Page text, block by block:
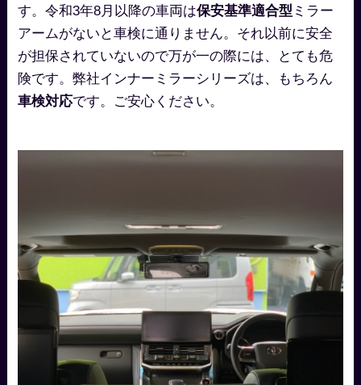
す。令和3年8月以降の車両は保安基準適合型 ミラー
アームがないと車検に通りません。それ以前に安全
が担保されていないので万が一の際には、とても危
険です。弊社インナーミラーシリーズは、もちろん
車検対応です。ご安心ください。